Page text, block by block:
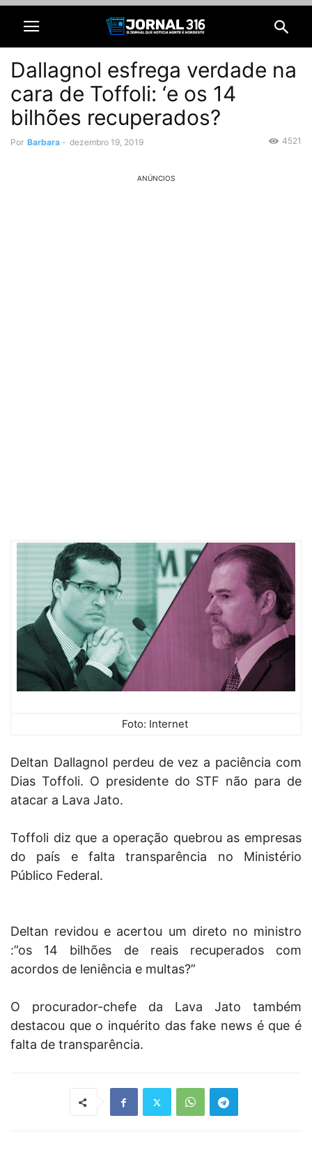
Dallagnol esfrega verdade na
cara de Toffoli: ‘e os 14
bilhões recuperados?
Por Barbara - dezembro 19, 2019 4521
ANÚNCIOS
Foto: Internet
Deltan Dallagnol perdeu de vez a paciência com
Dias Toffoli. O presidente do STF não para de
atacar a Lava Jato.
Toffoli diz que a operação quebrou as empresas
do país e falta transparência no Ministério
Público Federal.
Deltan revidou e acertou um direto no ministro
:”os 14 bilhões de reais recuperados com
acordos de leniência e multas?”
O procurador-chefe da Lava Jato também
destacou que o inquérito das fake news é que é
falta de transparência.